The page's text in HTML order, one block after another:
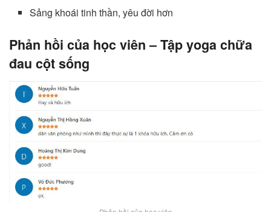
Sảng khoái tinh thần, yêu đời hơn
Phản hồi của học viên – Tập yoga chữa
đau cột sống